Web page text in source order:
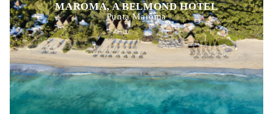
MAROMA, A BELMOND HOTEL
Punta Maroma